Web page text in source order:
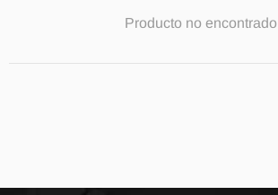
Producto no encontrado